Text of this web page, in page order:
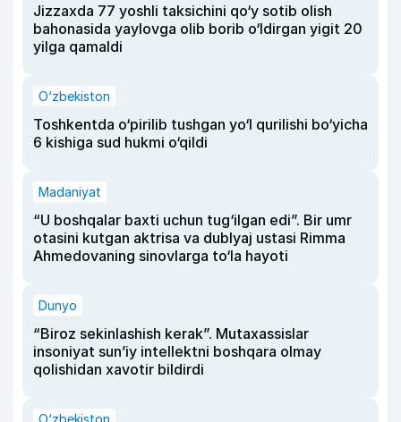
Jizzaxda 77 yoshli taksichini qo‘y sotib olish
bahonasida yaylovga olib borib o‘ldirgan yigit 20
yilga qamaldi
O‘zbekiston
Toshkentda o‘pirilib tushgan yo‘l qurilishi bo‘yicha
6 kishiga sud hukmi o‘qildi
Madaniyat
“U boshqalar baxti uchun tug‘ilgan edi”. Bir umr
otasini kutgan aktrisa va dublyaj ustasi Rimma
Ahmedovaning sinovlarga to‘la hayoti
Dunyo
“Biroz sekinlashish kerak”. Mutaxassislar
insoniyat sun’iy intellektni boshqara olmay
qolishidan xavotir bildirdi
O‘zbekiston